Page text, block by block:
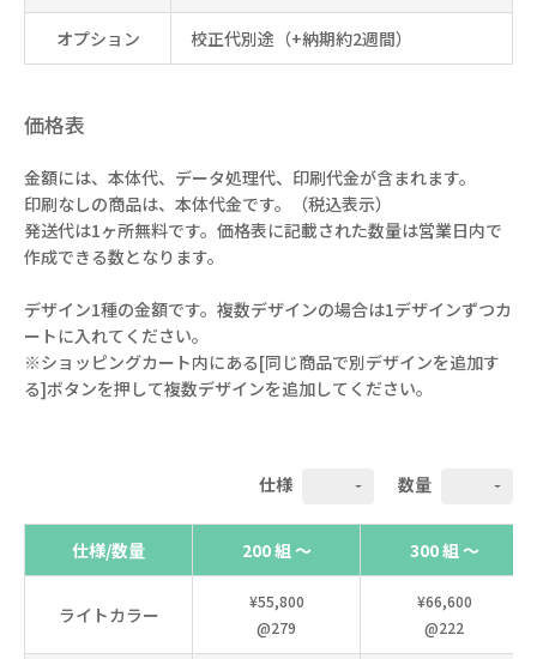
オプション 校正代別途（+納期約2週間）
価格表
金額には、本体代、データ処理代、印刷代金が含まれます。
印刷なしの商品は、本体代金です。（税込表示）
発送代は1ヶ所無料です。価格表に記載された数量は営業日内で
作成できる数となります。
デザイン1種の金額です。複数デザインの場合は1デザインずつカ
ートに入れてください。
※ショッピングカート内にある[同じ商品で別デザインを追加す
る]ボタンを押して複数デザインを追加してください。
仕様 数量
仕様/数量 200 組 ～ 300 組 ～
ライトカラー
¥55,800
@279
¥66,600
@222